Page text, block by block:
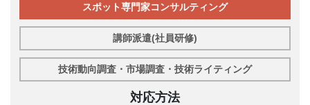
スポット専門家コンサルティング
講師派遣(社員研修)
技術動向調査・市場調査・技術ライティング
対応方法